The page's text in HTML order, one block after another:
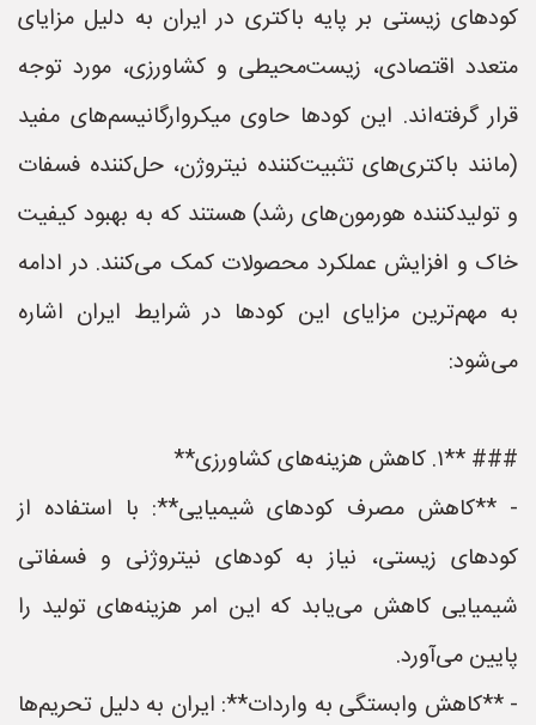
کودهای زیستی بر پایه باکتری در ایران به دلیل مزایای
متعدد اقتصادی، زیست‌محیطی و کشاورزی، مورد توجه
قرار گرفته‌اند. این کودها حاوی میکروارگانیسم‌های مفید
(مانند باکتری‌های تثبیت‌کننده نیتروژن، حل‌کننده فسفات
و تولیدکننده هورمون‌های رشد) هستند که به بهبود کیفیت
خاک و افزایش عملکرد محصولات کمک می‌کنند. در ادامه
به مهم‌ترین مزایای این کودها در شرایط ایران اشاره
می‌شود:
### **۱. کاهش هزینه‌های کشاورزی**
- **کاهش مصرف کودهای شیمیایی**: با استفاده از
کودهای زیستی، نیاز به کودهای نیتروژنی و فسفاتی
شیمیایی کاهش می‌یابد که این امر هزینه‌های تولید را
پایین می‌آورد.
- **کاهش وابستگی به واردات**: ایران به دلیل تحریم‌ها